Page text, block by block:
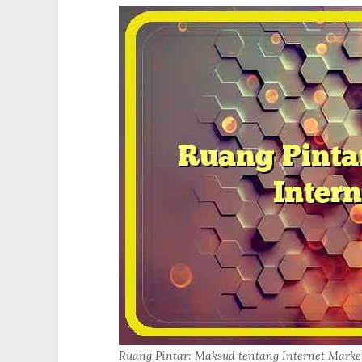
Ruang Pintar: Maksud tentang Internet